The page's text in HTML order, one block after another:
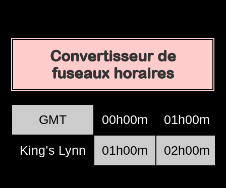
Convertisseur de
fuseaux horaires
GMT 00h00m 01h00m
King’s Lynn 01h00m 02h00m